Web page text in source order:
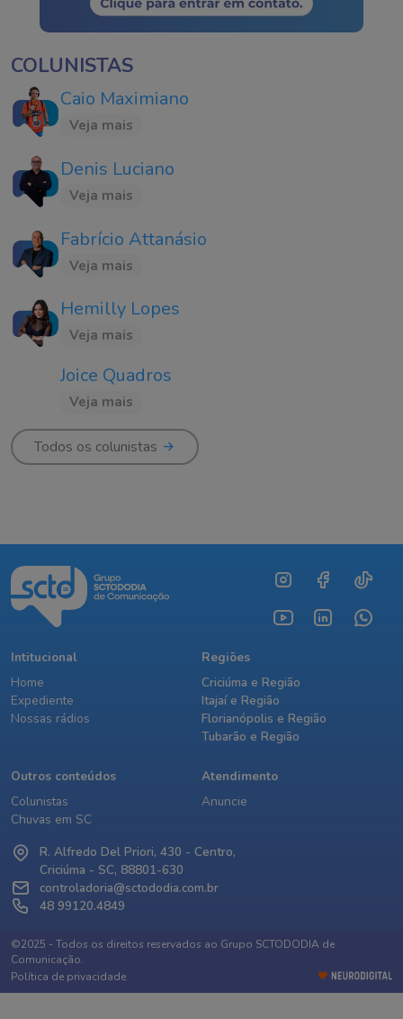
COLUNISTAS
Caio Maximiano
Veja mais
Denis Luciano
Veja mais
Fabrício Attanásio
Veja mais
Hemilly Lopes
Veja mais
Joice Quadros
Veja mais
Todos os colunistas
Intitucional
Home
Expediente
Nossas rádios
Regiões
Criciúma e Região
Itajaí e Região
Florianópolis e Região
Tubarão e Região
Outros conteúdos
Colunistas
Chuvas em SC
Atendimento
Anuncie
R. Alfredo Del Priori, 430 - Centro,
Criciúma - SC, 88801-630
controladoria@sctododia.com.br
48 99120.4849
©2025 - Todos os direitos reservados ao Grupo SCTODODIA de
Comunicação.
Política de privacidade